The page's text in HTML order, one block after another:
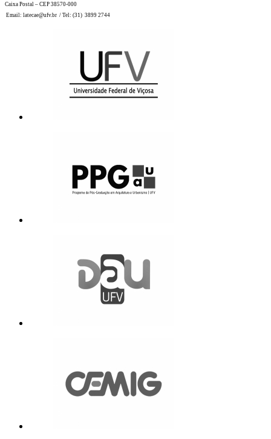
Caixa Postal – CEP 38570-000
Email: latecae@ufv.br / Tel: (31) 3899 2744